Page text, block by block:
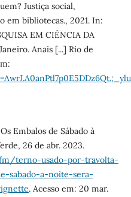
Justiça social,
em bibliotecas., 2021. In:
EM CIÊNCIA DA
Anais [...] Rio de
Embalos de Sábado à
26 de abr. 2023.
terno-usado-por-travolta-
sabado-a-noite-sera-
. Acesso em: 20 mar.